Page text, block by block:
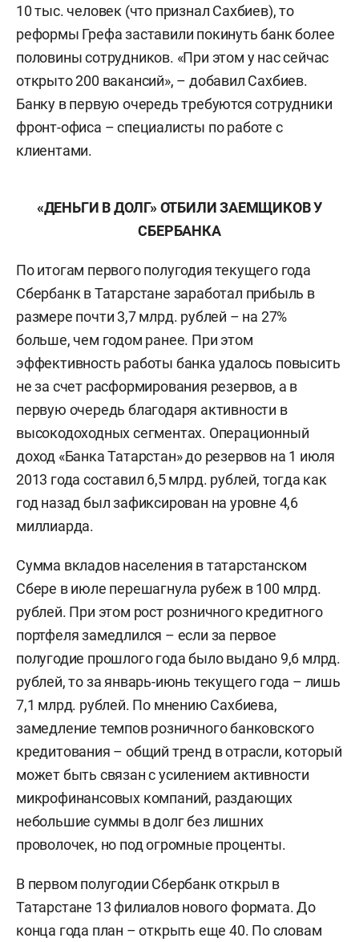
10 тыс. человек (что признал Сахбиев), то
реформы Грефа заставили покинуть банк более
половины сотрудников. «При этом у нас сейчас
открыто 200 вакансий», – добавил Сахбиев.
Банку в первую очередь требуются сотрудники
фронт-офиса – специалисты по работе с
клиентами.
«ДЕНЬГИ В ДОЛГ» ОТБИЛИ ЗАЕМЩИКОВ У
СБЕРБАНКА
По итогам первого полугодия текущего года
Сбербанк в Татарстане заработал прибыль в
размере почти 3,7 млрд. рублей – на 27%
больше, чем годом ранее. При этом
эффективность работы банка удалось повысить
не за счет расформирования резервов, а в
первую очередь благодаря активности в
высокодоходных сегментах. Операционный
доход «Банка Татарстан» до резервов на 1 июля
2013 года составил 6,5 млрд. рублей, тогда как
год назад был зафиксирован на уровне 4,6
миллиарда.
Сумма вкладов населения в татарстанском
Сбере в июле перешагнула рубеж в 100 млрд.
рублей. При этом рост розничного кредитного
портфеля замедлился – если за первое
полугодие прошлого года было выдано 9,6 млрд.
рублей, то за январь-июнь текущего года – лишь
7,1 млрд. рублей. По мнению Сахбиева,
замедление темпов розничного банковского
кредитования – общий тренд в отрасли, который
может быть связан с усилением активности
микрофинансовых компаний, раздающих
небольшие суммы в долг без лишних
проволочек, но под огромные проценты.
В первом полугодии Сбербанк открыл в
Татарстане 13 филиалов нового формата. До
конца года план – открыть еще 40. По словам